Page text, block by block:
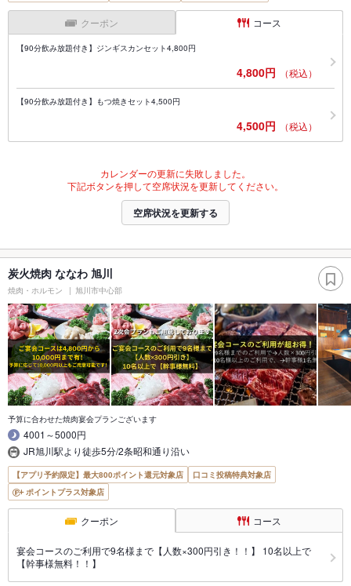
クーポン コース
【90分飲み放題付き】ジンギスカンセット4,800円
4,800円 （税込）
【90分飲み放題付き】もつ焼きセット4,500円
4,500円 （税込）
カレンダーの更新に失敗しました。
下記ボタンを押して空席状況を更新してください。
空席状況を更新する
炭火焼肉 ななわ 旭川
焼肉・ホルモン 旭川市中心部
予算に合わせた焼肉宴会プランございます
4001～5000円
JR旭川駅より徒歩5分/2条昭和通り沿い
【アプリ予約限定】最大800ポイント還元対象店
口コミ投稿特典対象店
ポイントプラス対象店
クーポン コース
宴会コースのご利用で9名様まで【人数×300円引き！！】 10名以上で
【幹事様無料！！】